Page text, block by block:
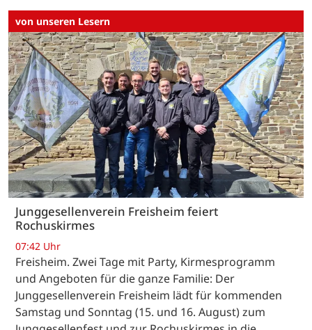
von unseren Lesern
Junggesellenverein Freisheim feiert
Rochuskirmes
07:42 Uhr
Freisheim. Zwei Tage mit Party, Kirmesprogramm
und Angeboten für die ganze Familie: Der
Junggesellenverein Freisheim lädt für kommenden
Samstag und Sonntag (15. und 16. August) zum